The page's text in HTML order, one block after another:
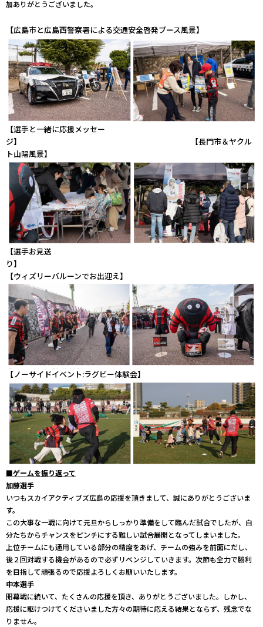
加ありがとうございました。
【広島市と広島西警察署による交通安全啓発ブース風景】
【選手と一緒に応援メッセー
ジ】 【長門市＆ヤクル
ト山陽風景】
【選手お見送
り】
【ウィズリーバルーンでお出迎え】
【ノーサイドイベント:ラグビー体験会】
■ゲームを振り返って
加藤選手
いつもスカイアクティブズ広島の応援を頂きまして、誠にありがとうございま
す。
この大事な一戦に向けて元旦からしっかり準備をして臨んだ試合でしたが、自
分たちからチャンスをピンチにする難しい試合展開となってしまいました。
上位チームにも通用している部分の精度をあげ、チームの強みを前面にだし、
後２回対戦する機会があるので必ずリベンジしていきます。次節も全力で勝利
を目指して頑張るので応援よろしくお願いいたします。
中本選手
開幕戦に続いて、たくさんの応援を頂き、ありがとうございました。しかし、
応援に駆けつけてくださいました方々の期待に応える結果とならず、残念でな
りません。